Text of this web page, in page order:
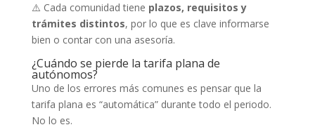
⚠️ Cada comunidad tiene plazos, requisitos y
trámites distintos, por lo que es clave informarse
bien o contar con una asesoría.
¿Cuándo se pierde la tarifa plana de
autónomos?
Uno de los errores más comunes es pensar que la
tarifa plana es “automática” durante todo el periodo.
No lo es.